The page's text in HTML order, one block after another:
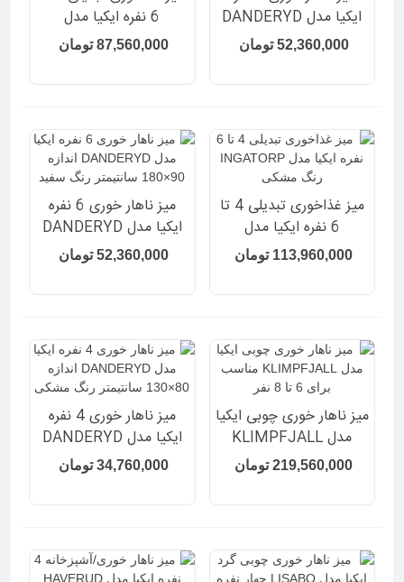
ایکیا مدل DANDERYD
اندازه 90×180 سانتیمتر
رنگ مشکی
52,360,000 تومان
6 نفره ایکیا مدل
INGATORP رنگ سفید
87,560,000 تومان
میز غذاخوری تبدیلی 4 تا
6 نفره ایکیا مدل
INGATORP رنگ مشکی
113,960,000 تومان
میز ناهار خوری 6 نفره
ایکیا مدل DANDERYD
اندازه 90×180 سانتیمتر
رنگ سفید
52,360,000 تومان
میز ناهار خوری چوبی ایکیا
مدل KLIMPFJALL
مناسب برای 6 تا 8 نفر
219,560,000 تومان
میز ناهار خوری 4 نفره
ایکیا مدل DANDERYD
اندازه 80×130 سانتیمتر
رنگ مشکی
34,760,000 تومان